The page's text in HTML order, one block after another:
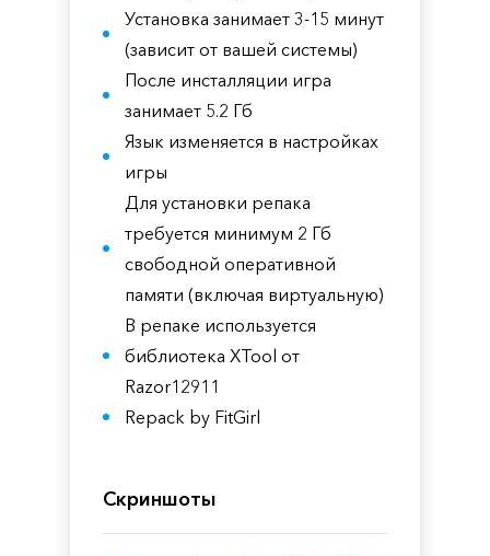
Установка занимает 3-15 минут
(зависит от вашей системы)
После инсталляции игра
занимает 5.2 Гб
Язык изменяется в настройках
игры
Для установки репака
требуется минимум 2 Гб
свободной оперативной
памяти (включая виртуальную)
В репаке используется
библиотека XTool от
Razor12911
Repack by FitGirl
Скриншоты